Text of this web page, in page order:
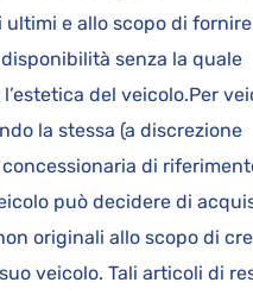
e allo scopo di fornire
senza la quale
del veicolo.Per
la stessa (a discrezione
di
può decidere di
originali allo scopo di
veicolo. Tali articoli di